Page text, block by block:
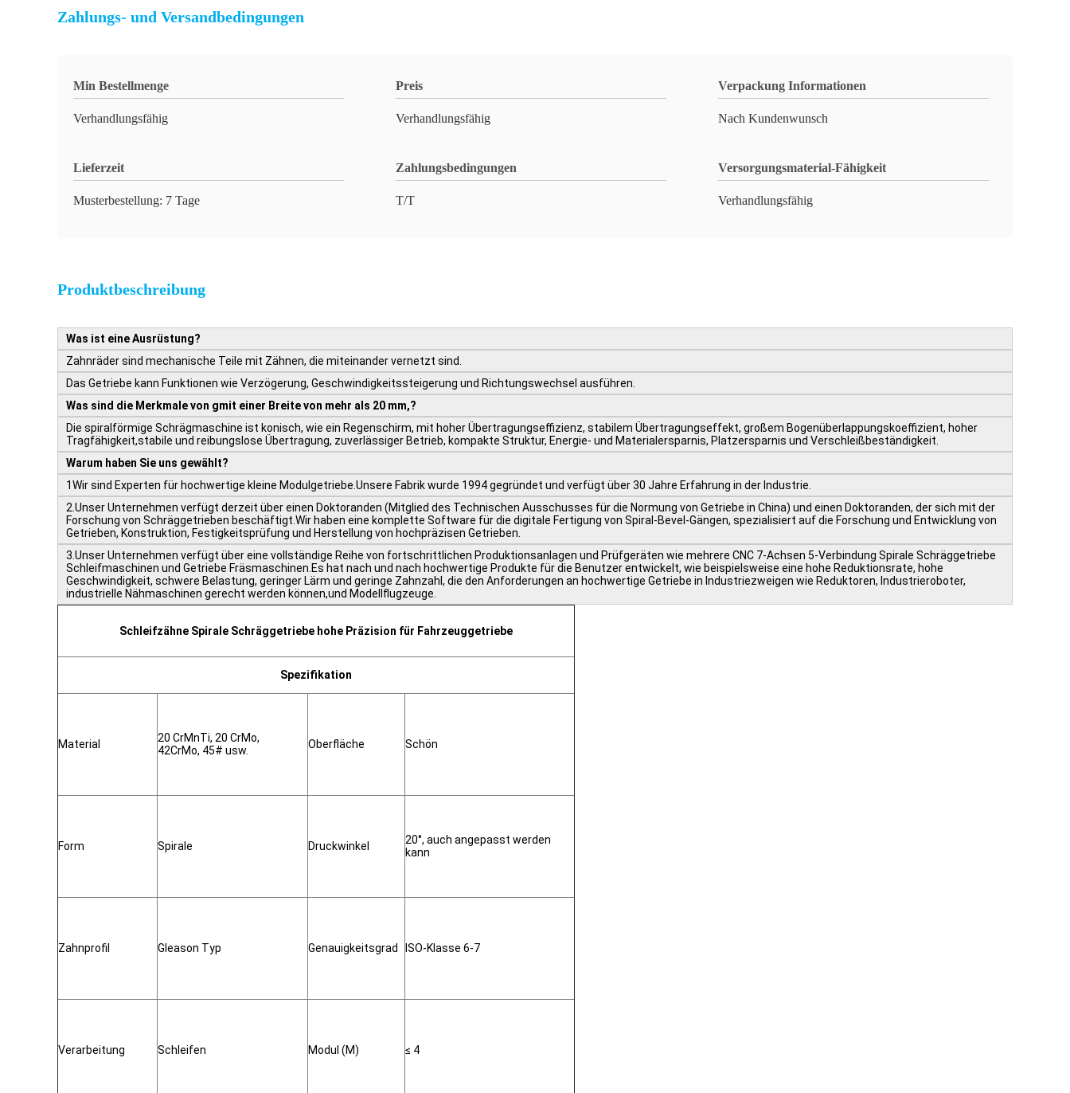
Zahlungs- und Versandbedingungen
Min Bestellmenge
Verhandlungsfähig
Preis
Verhandlungsfähig
Verpackung Informationen
Nach Kundenwunsch
Lieferzeit
Musterbestellung: 7 Tage
Zahlungsbedingungen
T/T
Versorgungsmaterial-Fähigkeit
Verhandlungsfähig
Produktbeschreibung
Was ist eine Ausrüstung?
Zahnräder sind mechanische Teile mit Zähnen, die miteinander vernetzt sind.
Das Getriebe kann Funktionen wie Verzögerung, Geschwindigkeitssteigerung und Richtungswechsel ausführen.
Was sind die Merkmale von gmit einer Breite von mehr als 20 mm,?
Die spiralförmige Schrägmaschine ist konisch, wie ein Regenschirm, mit hoher Übertragungseffizienz, stabilem Übertragungseffekt, großem Bogenüberlappungskoeffizient, hoher
Tragfähigkeit,stabile und reibungslose Übertragung, zuverlässiger Betrieb, kompakte Struktur, Energie- und Materialersparnis, Platzersparnis und Verschleißbeständigkeit.
Warum haben Sie uns gewählt?
1Wir sind Experten für hochwertige kleine Modulgetriebe.Unsere Fabrik wurde 1994 gegründet und verfügt über 30 Jahre Erfahrung in der Industrie.
2.Unser Unternehmen verfügt derzeit über einen Doktoranden (Mitglied des Technischen Ausschusses für die Normung von Getriebe in China) und einen Doktoranden, der sich mit der
Forschung von Schräggetrieben beschäftigt.Wir haben eine komplette Software für die digitale Fertigung von Spiral-Bevel-Gängen, spezialisiert auf die Forschung und Entwicklung von
Getrieben, Konstruktion, Festigkeitsprüfung und Herstellung von hochpräzisen Getrieben.
3.Unser Unternehmen verfügt über eine vollständige Reihe von fortschrittlichen Produktionsanlagen und Prüfgeräten wie mehrere CNC 7-Achsen 5-Verbindung Spirale Schräggetriebe
Schleifmaschinen und Getriebe Fräsmaschinen.Es hat nach und nach hochwertige Produkte für die Benutzer entwickelt, wie beispielsweise eine hohe Reduktionsrate, hohe
Geschwindigkeit, schwere Belastung, geringer Lärm und geringe Zahnzahl, die den Anforderungen an hochwertige Getriebe in Industriezweigen wie Reduktoren, Industrieroboter,
industrielle Nähmaschinen gerecht werden können,und Modellflugzeuge.
Schleifzähne Spirale Schräggetriebe hohe Präzision für Fahrzeuggetriebe
Spezifikation
Material
20 CrMnTi, 20 CrMo,
42CrMo, 45# usw.
Oberfläche Schön
Form Spirale Druckwinkel
20°, auch angepasst werden
kann
Zahnprofil Gleason Typ Genauigkeitsgrad ISO-Klasse 6-7
Verarbeitung Schleifen Modul (M) ≤ 4